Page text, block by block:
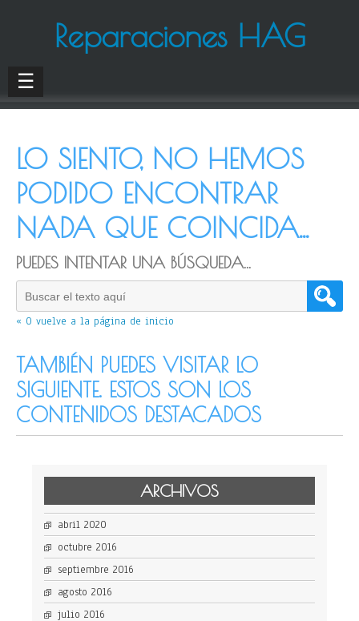
Reparaciones HAG
☰
LO SIENTO, NO HEMOS
PODIDO ENCONTRAR
NADA QUE COINCIDA...
PUEDES INTENTAR UNA BÚSQUEDA...
« O vuelve a la página de inicio
TAMBIÉN PUEDES VISITAR LO
SIGUIENTE. ESTOS SON LOS
CONTENIDOS DESTACADOS
ARCHIVOS
abril 2020
octubre 2016
septiembre 2016
agosto 2016
julio 2016